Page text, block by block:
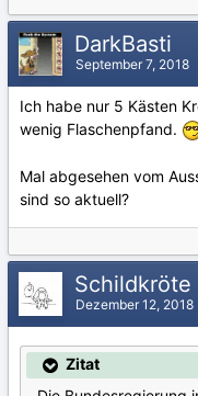
DarkBasti
September 7, 2018
Ich habe nur 5 Kästen
wenig Flaschenpfand.
Mal abgesehen vom
sind so aktuell?
Schildkröte
Dezember 12, 2018
Zitat